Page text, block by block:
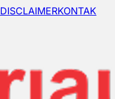
DISCLAIMERKONTAK